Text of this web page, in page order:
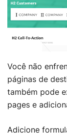
Você não
páginas de
também pode
pages e
Adicione